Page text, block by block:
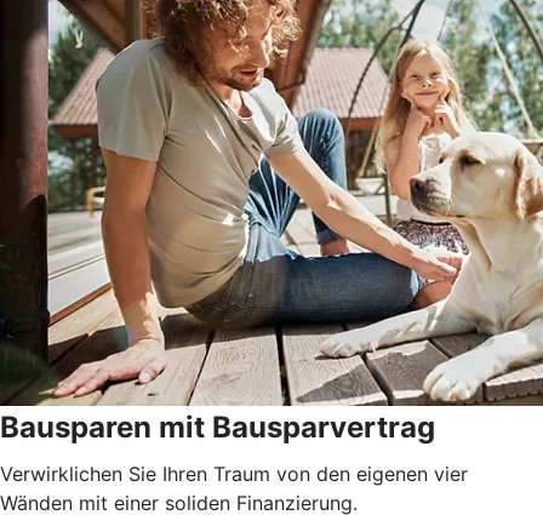
Bausparen mit Bausparvertrag
Verwirklichen Sie Ihren Traum von den eigenen vier
Wänden mit einer soliden Finanzierung.